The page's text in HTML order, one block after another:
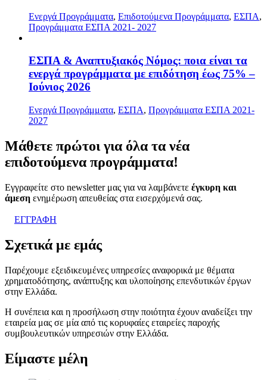
Ενεργά Προγράμματα, Επιδοτούμενα Προγράμματα, ΕΣΠΑ,
Προγράμματα ΕΣΠΑ 2021- 2027
ΕΣΠΑ & Αναπτυξιακός Νόμος: ποια είναι τα
ενεργά προγράμματα με επιδότηση έως 75% –
Ιούνιος 2026
Ενεργά Προγράμματα, ΕΣΠΑ, Προγράμματα ΕΣΠΑ 2021-
2027
Μάθετε πρώτοιγια όλα τα νέα
επιδοτούμενα προγράμματα!
Εγγραφείτε στο newsletter μας για να λαμβάνετε έγκυρη και
άμεση ενημέρωση απευθείας στα εισερχόμενά σας.
ΕΓΓΡΑΦΗ
Σχετικά με εμάς
Παρέχουμε εξειδικευμένες υπηρεσίες αναφορικά με θέματα
χρηματοδότησης, ανάπτυξης και υλοποίησης επενδυτικών έργων
στην Ελλάδα.
Η συνέπεια και η προσήλωση στην ποιότητα έχουν αναδείξει την
εταιρεία μας σε μία από τις κορυφαίες εταιρείες παροχής
συμβουλευτικών υπηρεσιών στην Ελλάδα.
Είμαστε μέλη